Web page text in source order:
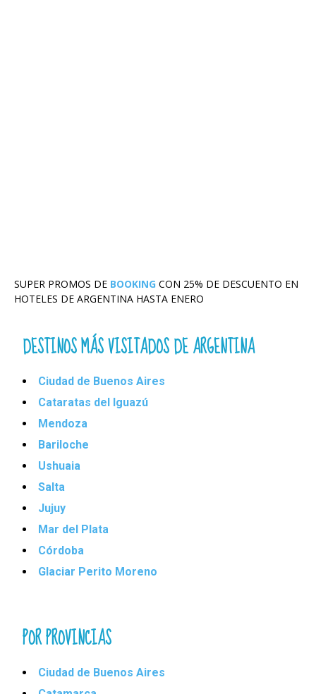
SUPER PROMOS DE BOOKING CON 25% DE DESCUENTO EN
HOTELES DE ARGENTINA HASTA ENERO
DESTINOS MÁS VISITADOS DE ARGENTINA
Ciudad de Buenos Aires
Cataratas del Iguazú
Mendoza
Bariloche
Ushuaia
Salta
Jujuy
Mar del Plata
Córdoba
Glaciar Perito Moreno
POR PROVINCIAS
Ciudad de Buenos Aires